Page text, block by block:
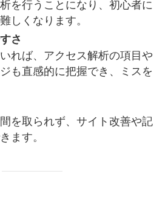
を行うことになり、初心者に
しくなります。
さ
れば、アクセス解析の項目や
も直感的に把握でき、ミスを
を取られず、サイト改善や記
ます。